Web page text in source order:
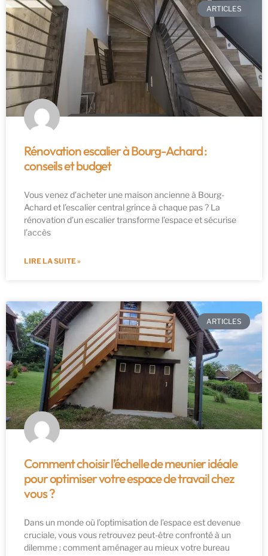
ARTICLES
Rénovation escalier à Bourg-Achard :
conseils et budget
Vous venez d’acheter une maison ancienne à Bourg-
Achard et l’escalier central grince à chaque pas ? La
rénovation d’un escalier transforme l’espace et sécurise
l’accès
LIRE LA SUITE »
ARTICLES
Comment choisir l’échelle de meunier idéale
pour optimiser votre espace de travail chez
vous ?
Dans un monde où l’optimisation de l’espace est devenue
cruciale, vous vous retrouvez peut-être confronté à un
dilemme : comment aménager au mieux votre bureau